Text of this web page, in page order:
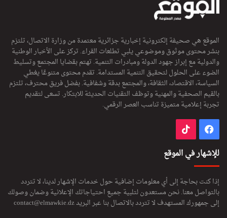
الموقع هي صحيفة إلكترونية إخبارية جزائرية معتمدة من وزارة الاتصال، تلتزم
بنشر محتوى موثوق وموضوعي يلبي تطلعات القراء. تركز على الأخبار الوطنية
والدولية مع إبراز جهود الدولة ومبادرات التنمية. تهتم بقضايا المجتمع وتسليط
الضوء على الحلول لتحقيق التنمية المستدامة. تقدم محتوى متنوعًا يغطي
السياسة، الاقتصاد، الثقافة، والمجتمع بدقة وشفافية. بفضل فريق محترف، تلتزم
بالقيم الصحفية والمهنية وتوظف التقنيات الحديثة للابتكار. تسعى لتقديم
تجربة إعلامية متميزة تناسب العصر الرقمي.
فيسبوك
للإشهار في الموقع
إذا كنت بحاجة إلى أي معلومات إضافية حول خدمات الإشهار لدينا، لا تتردد
بالتواصل معنا. نحن مستعدون لتلبية جميع احتياجاتك الإعلانية وضمان وصولك
إلى جمهورك المستهدف لا تتردد بالاتصال بنا عبر البريدcontact@elmawkie.dz